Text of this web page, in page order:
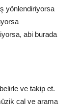
yönlendiriyorsa
abi burada
ve takip et.
çal ve arama